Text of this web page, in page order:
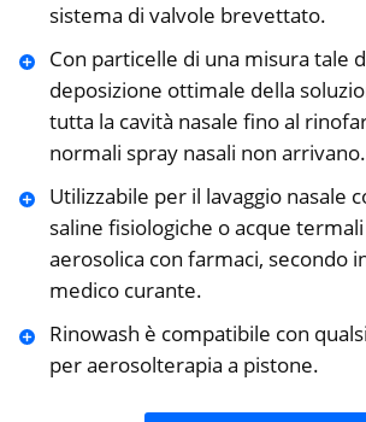
sistema di valvole brevettato.
Con particelle di una misura tale
deposizione ottimale della
tutta la cavità nasale fino al
normali spray nasali non arrivano.
Utilizzabile per il lavaggio nasale
saline fisiologiche o acque
aerosolica con farmaci, secondo
medico curante.
Rinowash è compatibile con
per aerosolterapia a pistone.